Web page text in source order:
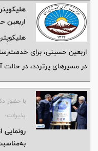
برگزار شد.
اربعین
اربعین حسینی، برای
در مسیرهای پرتردد، در حالت
با حضور
پذیرفت؛